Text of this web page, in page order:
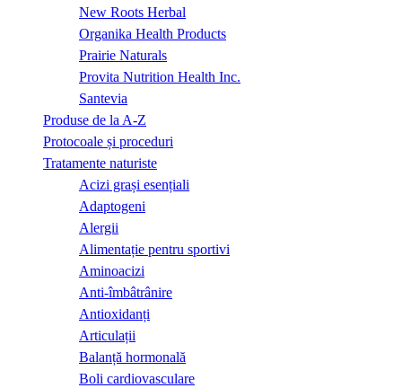
New Roots Herbal
Organika Health Products
Prairie Naturals
Provita Nutrition Health Inc.
Santevia
Produse de la A-Z
Protocoale și proceduri
Tratamente naturiste
Acizi grași esențiali
Adaptogeni
Alergii
Alimentație pentru sportivi
Aminoacizi
Anti-îmbâtrânire
Antioxidanți
Articulații
Balanță hormonală
Boli cardiovasculare